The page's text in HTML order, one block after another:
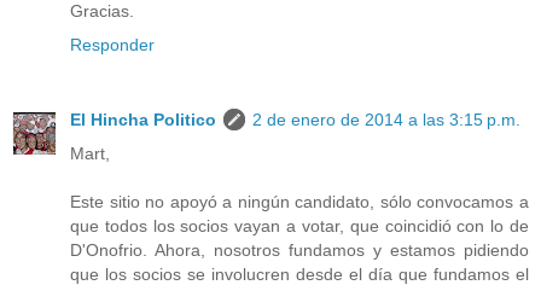
Gracias.
Responder
El Hincha Politico
2 de enero de 2014 a las 3:15 p.m.
Mart,
Este sitio no apoyó a ningún candidato, sólo convocamos a
que todos los socios vayan a votar, que coincidió con lo de
D'Onofrio. Ahora, nosotros fundamos y estamos pidiendo
que los socios se involucren desde el día que fundamos el